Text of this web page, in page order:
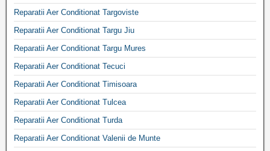
Reparatii Aer Conditionat Targoviste
Reparatii Aer Conditionat Targu Jiu
Reparatii Aer Conditionat Targu Mures
Reparatii Aer Conditionat Tecuci
Reparatii Aer Conditionat Timisoara
Reparatii Aer Conditionat Tulcea
Reparatii Aer Conditionat Turda
Reparatii Aer Conditionat Valenii de Munte